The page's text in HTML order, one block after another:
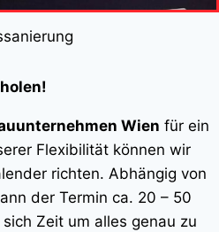
Wien für ein
Flexibilität können wir
richten. Abhängig von
der Termin ca. 20 – 50
Zeit um alles genau zu